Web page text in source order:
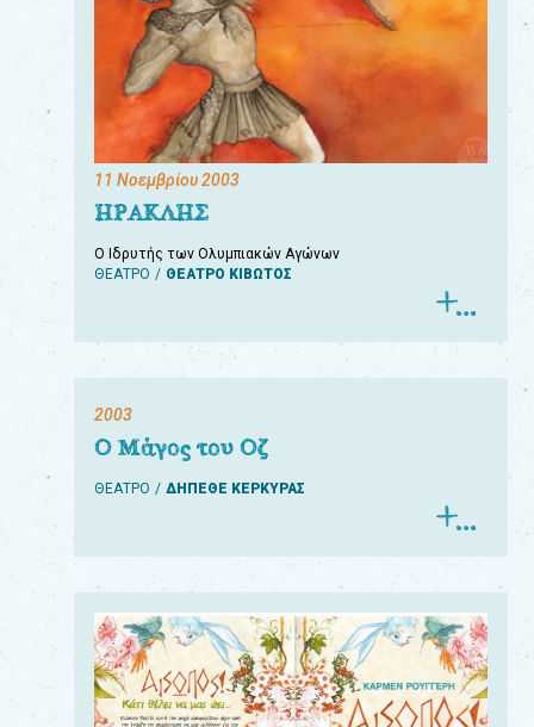
11 Νοεμβρίου 2003
ΗΡΑΚΛΗΣ
Ο Ιδρυτής των Ολυμπιακών Αγώνων
ΘΕΑΤΡΟ
ΘΕΑΤΡΟ ΚΙΒΩΤΟΣ
2003
Ο Μάγος του Οζ
ΘΕΑΤΡΟ ΔΗΠΕΘΕ ΚΕΡΚΥΡΑΣ